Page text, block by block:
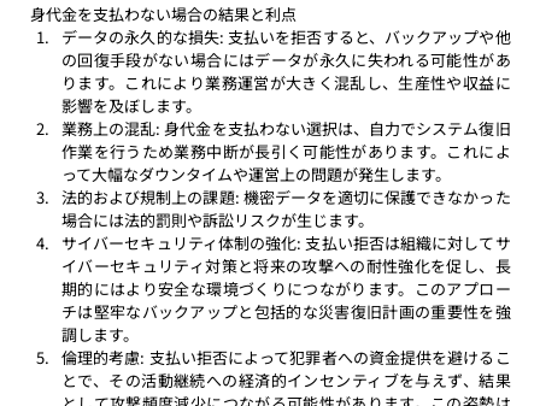
身代金を支払わない場合の結果と利点
データの永久的な損失: 支払いを拒否すると、バックアップや他
の回復手段がない場合にはデータが永久に失われる可能性があ
ります。これにより業務運営が大きく混乱し、生産性や収益に
影響を及ぼします。
業務上の混乱: 身代金を支払わない選択は、自力でシステム復旧
作業を行うため業務中断が長引く可能性があります。これによ
って大幅なダウンタイムや運営上の問題が発生します。
法的および規制上の課題: 機密データを適切に保護できなかった
場合には法的罰則や訴訟リスクが生じます。
サイバーセキュリティ体制の強化: 支払い拒否は組織に対してサ
イバーセキュリティ対策と将来の攻撃への耐性強化を促し、長
期的にはより安全な環境づくりにつながります。このアプロー
チは堅牢なバックアップと包括的な災害復旧計画の重要性を強
調します。
倫理的考慮: 支払い拒否によって犯罪者への資金提供を避けるこ
とで、その活動継続への経済的インセンティブを与えず、結果